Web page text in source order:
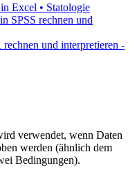
Excel • Statologie
SPSS rechnen und
und interpretieren -
verwendet, wenn Daten
werden (ähnlich dem
Bedingungen).